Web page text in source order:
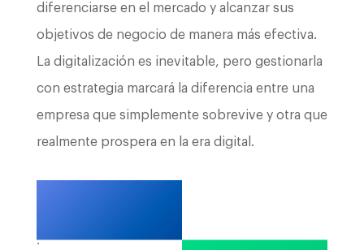
diferenciarse en el mercado y alcanzar sus
objetivos de negocio de manera más efectiva.
La digitalización es inevitable, pero gestionarla
con estrategia marcará la diferencia entre una
empresa que simplemente sobrevive y otra que
realmente prospera en la era digital.
.